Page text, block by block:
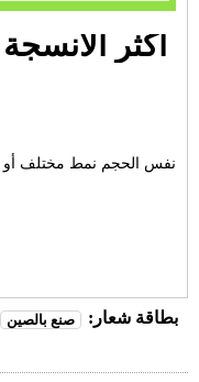
نفس الحجم نمط مختلف أو
بطاقة شعار: صنع بالصين